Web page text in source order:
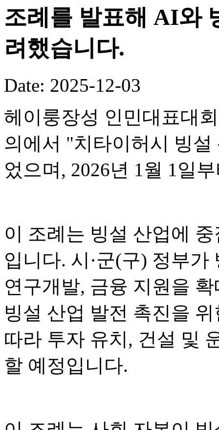
조례를 발표해 AI와
려했습니다.
Date: 2025-12-03
헤이룽장성 인민대표대
의에서 "치타이허시 빙
었으며, 2026년 1월 1일
이 조례는 빙설 산업에
입니다. 시·군(구) 정부
연구개발, 금융 지원을
빙설 산업 발전 촉진을
따라 투자 유치, 건설 및
할 예정입니다.